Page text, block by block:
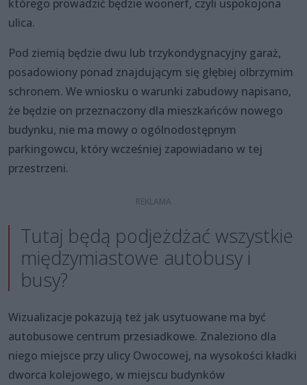
którego prowadzić będzie woonerf, czyli uspokojona
ulica.
Pod ziemią będzie dwu lub trzykondygnacyjny garaż,
posadowiony ponad znajdującym się głębiej olbrzymim
schronem. We wniosku o warunki zabudowy napisano,
że będzie on przeznaczony dla mieszkańców nowego
budynku, nie ma mowy o ogólnodostępnym
parkingowcu, który wcześniej zapowiadano w tej
przestrzeni.
Tutaj będą podjeżdżać wszystkie
międzymiastowe autobusy i
busy?
Wizualizacje pokazują też jak usytuowane ma być
autobusowe centrum przesiadkowe. Znaleziono dla
niego miejsce przy ulicy Owocowej, na wysokości kładki
dworca kolejowego, w miejscu budynków